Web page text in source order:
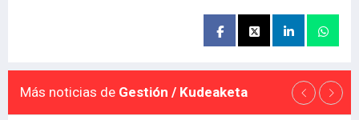
Más noticias de Gestión / Kudeaketa